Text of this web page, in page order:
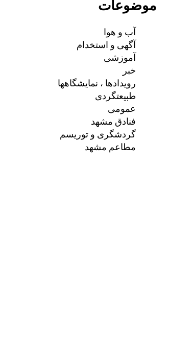
آب و هوا
آگهی و استخدام
آموزشی
خبر
رویدادها ، نمایشگاهها
طبیعتگردی
عمومی
فنادق مشهد
گردشگری و توریسم
مطاعم مشهد